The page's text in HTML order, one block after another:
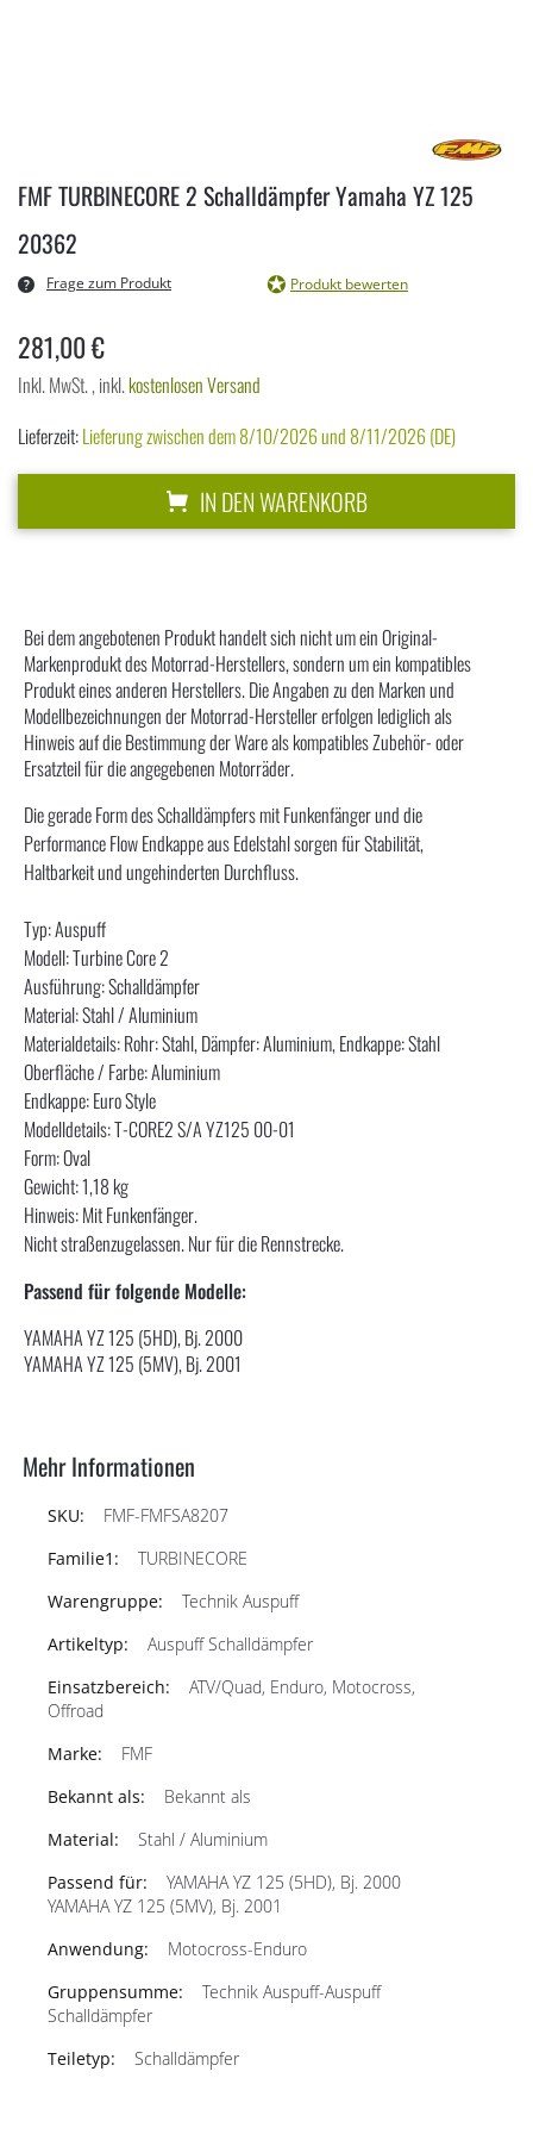
der
springen
FMF TURBINECORE 2 Schalldämpfer Yamaha YZ 125
20362
Frage zum Produkt Produkt bewerten
281,00 €
Inkl. MwSt.,inkl.kostenlosen Versand
Lieferzeit:Lieferung zwischen dem 8/10/2026 und 8/11/2026 (DE)
IN DEN WARENKORB
Bei dem angebotenen Produkt handelt sich nicht um ein Original-
Markenprodukt des Motorrad-Herstellers, sondern um ein kompatibles
Produkt eines anderen Herstellers. Die Angaben zu den Marken und
Modellbezeichnungen der Motorrad-Hersteller erfolgen lediglich als
Hinweis auf die Bestimmung der Ware als kompatibles Zubehör- oder
Ersatzteil für die angegebenen Motorräder.
Die gerade Form des Schalldämpfers mit Funkenfänger und die
Performance Flow Endkappe aus Edelstahl sorgen für Stabilität,
Haltbarkeit und ungehinderten Durchfluss.
Typ: Auspuff
Modell: Turbine Core 2
Ausführung: Schalldämpfer
Material: Stahl / Aluminium
Materialdetails: Rohr: Stahl, Dämpfer: Aluminium, Endkappe: Stahl
Oberfläche / Farbe: Aluminium
Endkappe: Euro Style
Modelldetails: T-CORE2 S/A YZ125 00-01
Form: Oval
Gewicht: 1,18 kg
Hinweis: Mit Funkenfänger.
Nicht straßenzugelassen. Nur für die Rennstrecke.
Passend für folgende Modelle:
YAMAHA YZ 125 (5HD), Bj. 2000
YAMAHA YZ 125 (5MV), Bj. 2001
Mehr Informationen
FMF-FMFSA8207
TURBINECORE
Technik Auspuff
Auspuff Schalldämpfer
ATV/Quad, Enduro, Motocross,
Offroad
FMF
Bekannt als
Stahl / Aluminium
YAMAHA YZ 125 (5HD), Bj. 2000
YAMAHA YZ 125 (5MV), Bj. 2001
Motocross-Enduro
Technik Auspuff-Auspuff
Schalldämpfer
Schalldämpfer